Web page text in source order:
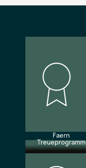
Faern
Treueprogramm